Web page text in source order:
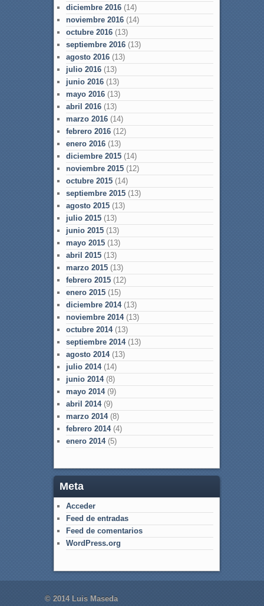
diciembre 2016(14)
noviembre 2016(14)
octubre 2016(13)
septiembre 2016(13)
agosto 2016(13)
julio 2016(13)
junio 2016(13)
mayo 2016(13)
abril 2016(13)
marzo 2016(14)
febrero 2016(12)
enero 2016(13)
diciembre 2015(14)
noviembre 2015(12)
octubre 2015(14)
septiembre 2015(13)
agosto 2015(13)
julio 2015(13)
junio 2015(13)
mayo 2015(13)
abril 2015(13)
marzo 2015(13)
febrero 2015(12)
enero 2015(15)
diciembre 2014(13)
noviembre 2014(13)
octubre 2014(13)
septiembre 2014(13)
agosto 2014(13)
julio 2014(14)
junio 2014(8)
mayo 2014(9)
abril 2014(9)
marzo 2014(8)
febrero 2014(4)
enero 2014(5)
Meta
Acceder
Feed de entradas
Feed de comentarios
WordPress.org
© 2014 Luis Maseda